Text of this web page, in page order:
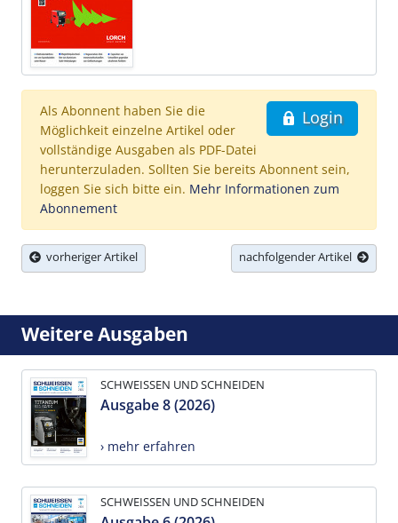
Login
Als Abonnent haben Sie die
Möglichkeit einzelne Artikel oder
vollständige Ausgaben als PDF-Datei
herunterzuladen. Sollten Sie bereits Abonnent sein,
loggen Sie sich bitte ein. Mehr Informationen zum
Abonnement
vorheriger Artikel nachfolgender Artikel
Weitere Ausgaben
SCHWEISSEN UND SCHNEIDEN
Ausgabe 8 (2026)
› mehr erfahren
SCHWEISSEN UND SCHNEIDEN